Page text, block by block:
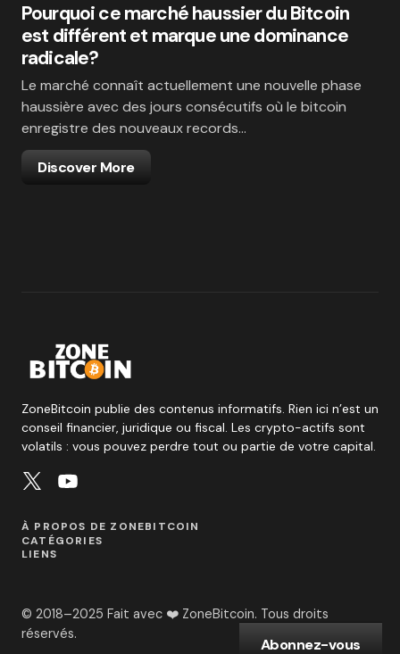
Pourquoi ce marché haussier du Bitcoin
est différent et marque une dominance
radicale?
Le marché connaît actuellement une nouvelle phase
haussière avec des jours consécutifs où le bitcoin
enregistre des nouveaux records…
Discover More
ZoneBitcoin publie des contenus informatifs. Rien ici n’est un
conseil financier, juridique ou fiscal. Les crypto-actifs sont
volatils : vous pouvez perdre tout ou partie de votre capital.
À PROPOS DE ZONEBITCOIN
CATÉGORIES
LIENS
© 2018–2025 Fait avec ❤️ ZoneBitcoin. Tous droits
réservés.
Abonnez-vous